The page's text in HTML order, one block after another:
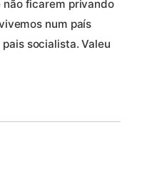
não ficarem privando
num país
socialista. Valeu